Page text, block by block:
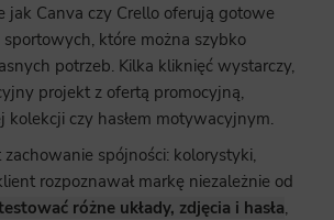
jak Canva czy Crello oferują gotowe
które można szybko
potrzeb. Kilka kliknięć wystarczy,
projekt z ofertą promocyjną,
kolekcji czy hasłem motywacyjnym.
spójności: kolorystyki,
rozpoznawał markę niezależnie od
różne układy, zdjęcia i hasła,